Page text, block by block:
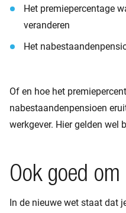
Het premiepercentage
veranderen
Het
Of en hoe het
nabestaandenpensioen
werkgever. Hier gelden wel
Ook goed
In de nieuwe wet staat dat